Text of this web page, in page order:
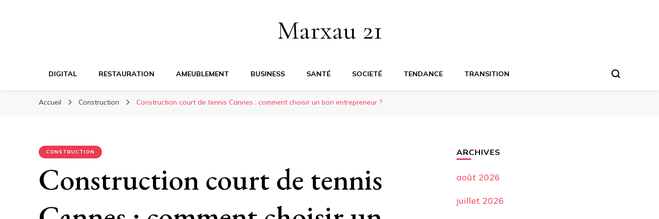
Marxau 21
DIGITAL RESTAURATION AMEUBLEMENT BUSINESS SANTÉ SOCIETÉ TENDANCE TRANSITION
Accueil Construction Construction court de tennis Cannes : comment choisir un bon entrepreneur ?
CONSTRUCTION
Construction court de tennis
ARCHIVES
août 2026
juillet 2026